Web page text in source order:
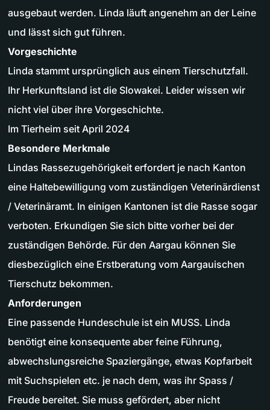
ausgebaut werden. Linda läuft angenehm an der Leine
und lässt sich gut führen.
Vorgeschichte
Linda stammt ursprünglich aus einem Tierschutzfall.
Ihr Herkunftsland ist die Slowakei. Leider wissen wir
nicht viel über ihre Vorgeschichte.
Im Tierheim seit April 2024
Besondere Merkmale
Lindas Rassezugehörigkeit erfordert je nach Kanton
eine Haltebewilligung vom zuständigen Veterinärdienst
/ Veterinäramt. In einigen Kantonen ist die Rasse sogar
verboten. Erkundigen Sie sich bitte vorher bei der
zuständigen Behörde. Für den Aargau können Sie
diesbezüglich eine Erstberatung vom Aargauischen
Tierschutz bekommen.
Anforderungen
Eine passende Hundeschule ist ein MUSS. Linda
benötigt eine konsequente aber feine Führung,
abwechslungsreiche Spaziergänge, etwas Kopfarbeit
mit Suchspielen etc. je nach dem, was ihr Spass /
Freude bereitet. Sie muss gefördert, aber nicht